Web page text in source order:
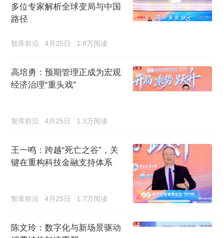
多位专家解析全球变局与中国
路径
智库前沿 4月25日 1.8万阅读
高培勇：预期管理正成为宏观
经济治理“重头戏”
智库前沿 4月25日 1.3万阅读
王一鸣：跨越“死亡之谷”，关
键在重构科技金融支持体系
智库前沿 4月25日 1.7万阅读
陈文玲：数字化与新场景驱动